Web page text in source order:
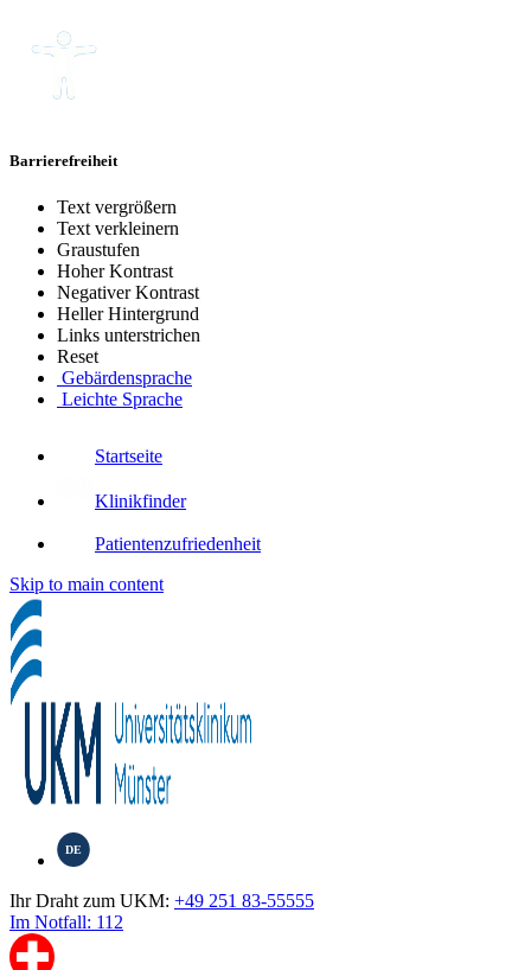
Barrierefreiheit
Text vergrößern
Text verkleinern
Graustufen
Hoher Kontrast
Negativer Kontrast
Heller Hintergrund
Links unterstrichen
Reset
Gebärdensprache
Leichte Sprache
Startseite
Klinikfinder
Patientenzufriedenheit
Skip to main content
DE
Ihr Draht zum UKM: +49 251 83-55555
Im Notfall: 112